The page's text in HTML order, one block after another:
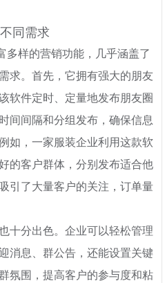
同需求
多样的营销功能，几乎涵盖了
求。首先，它拥有强大的朋友
软件定时、定量地发布朋友圈
间间隔和分组发布，确保信息
如，一家服装企业利用这款软
的客户群体，分别发布适合他
引了大量客户的关注，订单量
十分出色。企业可以轻松管理
消息、群公告，还能设置关键
氛围，提高客户的参与度和粘